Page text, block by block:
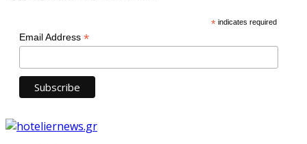
* indicates required
Email Address *